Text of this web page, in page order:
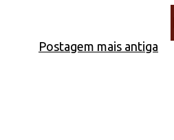
Postagem mais antiga